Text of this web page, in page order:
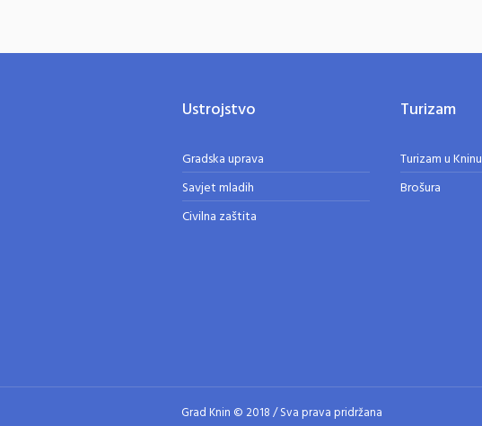
Ustrojstvo
Gradska uprava
Savjet mladih
Civilna zaštita
Turizam
Turizam u Kninu
Brošura
Grad Knin © 2018 / Sva prava pridržana